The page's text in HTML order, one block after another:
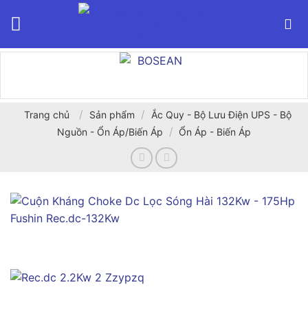
Trang chủ / Sản phẩm /
Ắc Quy - Bộ Lưu Điện UPS - Bộ
Nguồn - Ổn Áp/Biến Áp
/ Ổn Áp - Biến Áp